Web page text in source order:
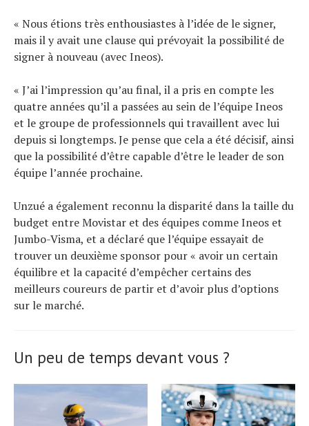
« Nous étions très enthousiastes à l’idée de le signer,
mais il y avait une clause qui prévoyait la possibilité de
signer à nouveau (avec Ineos).
« J’ai l’impression qu’au final, il a pris en compte les
quatre années qu’il a passées au sein de l’équipe Ineos
et le groupe de professionnels qui travaillent avec lui
depuis si longtemps. Je pense que cela a été décisif, ainsi
que la possibilité d’être capable d’être le leader de son
équipe l’année prochaine.
Unzué a également reconnu la disparité dans la taille du
budget entre Movistar et des équipes comme Ineos et
Jumbo-Visma, et a déclaré que l’équipe essayait de
trouver un deuxième sponsor pour « avoir un certain
équilibre et la capacité d’empêcher certains des
meilleurs coureurs de partir et d’avoir plus d’options
sur le marché.
Un peu de temps devant vous ?